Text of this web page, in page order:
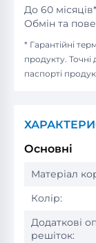
До 60
Обмін та
* Гарантійні
продукту. Точні
паспорті
Основні
Матеріал
Колір:
Додаткові
решіток: